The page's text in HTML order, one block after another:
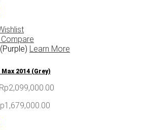
Learn More
2014 (Grey)
Rp2,099,000.00